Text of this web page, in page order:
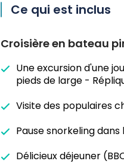
Ce qui est inclus
Croisière en bateau
Une excursion d'une
pieds de large -
Visite des populaires
Pause snorkeling
Délicieux déjeuner